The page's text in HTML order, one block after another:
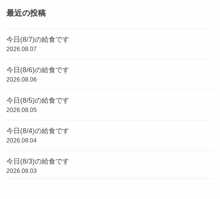
最近の投稿
今日(8/7)の給食です
2026.08.07
今日(8/6)の給食です
2026.08.06
今日(8/5)の給食です
2026.08.05
今日(8/4)の給食です
2026.08.04
今日(8/3)の給食です
2026.08.03